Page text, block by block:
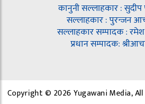
कानुनी सल्लाहकार : सुदीप
सल्लाहकार : पुरन्जन
सल्लाहकार सम्पादक :
प्रधान सम्पादक:
Copyright © 2026 Yugawani Media,